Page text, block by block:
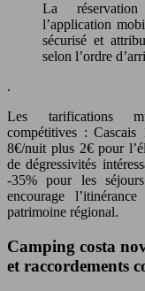
La
l’application
sécurisé et
selon l’ordre
.
Les tarifications
compétitives : Cascais
8€/nuit plus 2€ pour
de dégressivités
-35% pour les
encourage
patrimoine régional.
Camping costa
et raccordements